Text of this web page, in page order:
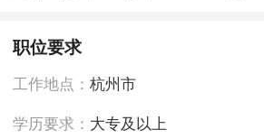
职位要求
工作地点：杭州市
学历要求： 大专及以上